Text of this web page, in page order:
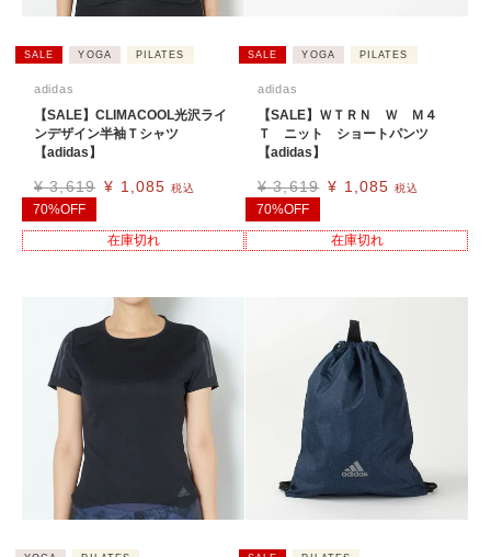
SALE YOGA PILATES
adidas
【SALE】CLIMACOOL光沢ライ
ンデザイン半袖Ｔシャツ
【adidas】
¥ 3,619 ¥ 1,085 税込
70%OFF
在庫切れ
SALE YOGA PILATES
adidas
【SALE】ＷＴＲＮ Ｗ Ｍ４
Ｔ ニット ショートパンツ
【adidas】
¥ 3,619 ¥ 1,085 税込
70%OFF
在庫切れ